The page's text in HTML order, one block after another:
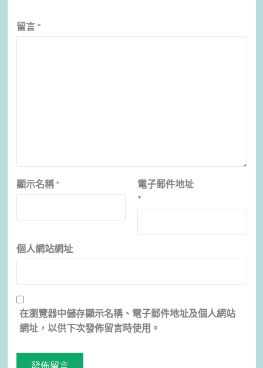
留言 *
顯示名稱 *
電子郵件地址
*
個人網站網址
在瀏覽器中儲存顯示名稱、電子郵件地址及個人網站
網址，以供下次發佈留言時使用。